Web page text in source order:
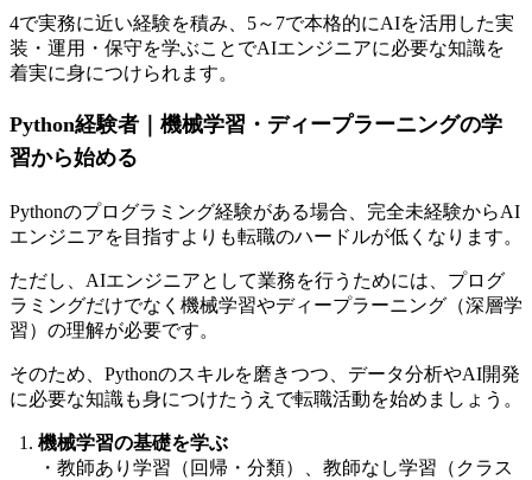
4で実務に近い経験を積み、5～7で本格的にAIを活用した実
装・運用・保守を学ぶことでAIエンジニアに必要な知識を
着実に身につけられます。
Python経験者｜機械学習・ディープラーニングの学
習から始める
Pythonのプログラミング経験がある場合、完全未経験からAI
エンジニアを目指すよりも転職のハードルが低くなります。
ただし、AIエンジニアとして業務を行うためには、 プログ
ラミングだけでなく機械学習やディープラーニング（深層学
習）の理解が必要です。
そのため、Pythonのスキルを磨きつつ、データ分析やAI開発
に必要な知識も身につけたうえで転職活動を始めましょう。
機械学習の基礎を学ぶ
・教師あり学習（回帰・分類）、教師なし学習（クラス